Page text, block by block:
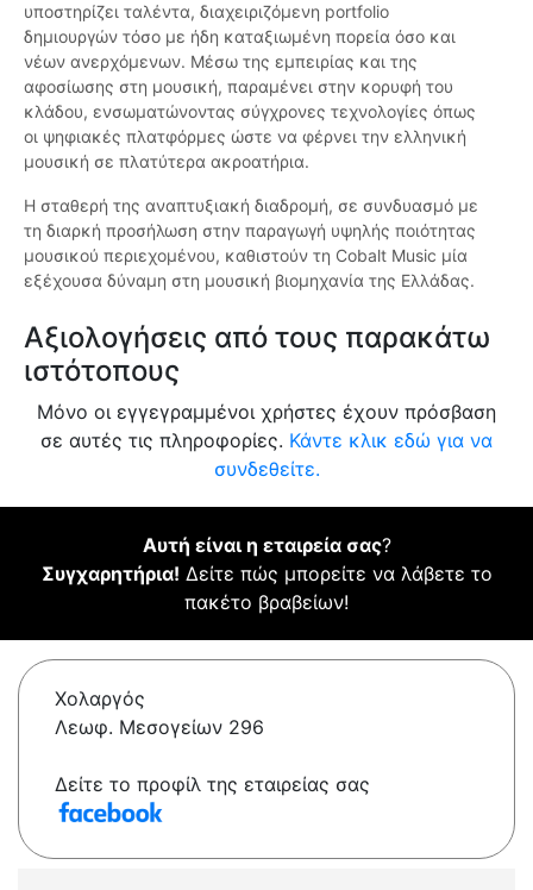
υποστηρίζει ταλέντα, διαχειριζόμενη portfolio
δημιουργών τόσο με ήδη καταξιωμένη πορεία όσο και
νέων ανερχόμενων. Μέσω της εμπειρίας και της
αφοσίωσης στη μουσική, παραμένει στην κορυφή του
κλάδου, ενσωματώνοντας σύγχρονες τεχνολογίες όπως
οι ψηφιακές πλατφόρμες ώστε να φέρνει την ελληνική
μουσική σε πλατύτερα ακροατήρια.
Η σταθερή της αναπτυξιακή διαδρομή, σε συνδυασμό με
τη διαρκή προσήλωση στην παραγωγή υψηλής ποιότητας
μουσικού περιεχομένου, καθιστούν τη Cobalt Music μία
εξέχουσα δύναμη στη μουσική βιομηχανία της Ελλάδας.
Αξιολογήσεις από τους παρακάτω
ιστότοπους
Μόνο οι εγγεγραμμένοι χρήστες έχουν πρόσβαση
σε αυτές τις πληροφορίες. Κάντε κλικ εδώ για να
συνδεθείτε.
Αυτή είναι η εταιρεία σας?
Συγχαρητήρια! Δείτε πώς μπορείτε να λάβετε το
πακέτο βραβείων!
Χολαργός
Λεωφ. Μεσογείων 296
Δείτε το προφίλ της εταιρείας σας